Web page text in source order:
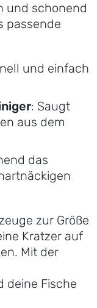
und schonend
passende
und einfach
: Saugt
aus dem
das
zur Größe
Kratzer auf
Mit der
deine Fische